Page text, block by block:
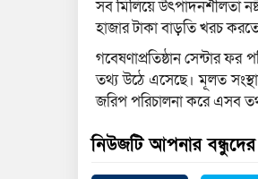
সব মিলিয়ে উৎপাদনশীলতা
হাজার টাকা বাড়তি খরচ
গবেষণাপ্রতিষ্ঠান সেন্টার
তথ্য উঠে এসেছে। মূলত
জরিপ পরিচালনা করে এসব
নিউজটি আপনার